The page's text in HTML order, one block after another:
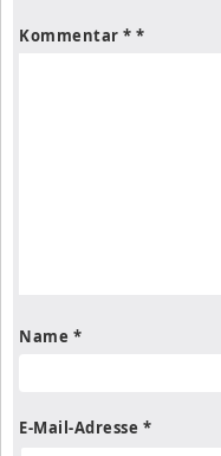
Kommentar *
Name *
E-Mail-Adresse *